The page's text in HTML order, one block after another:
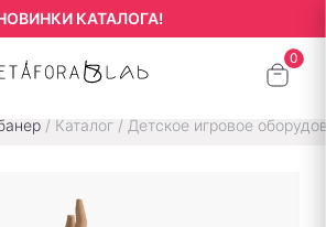
КАТАЛОГА!
/ Каталог / Детское игровое